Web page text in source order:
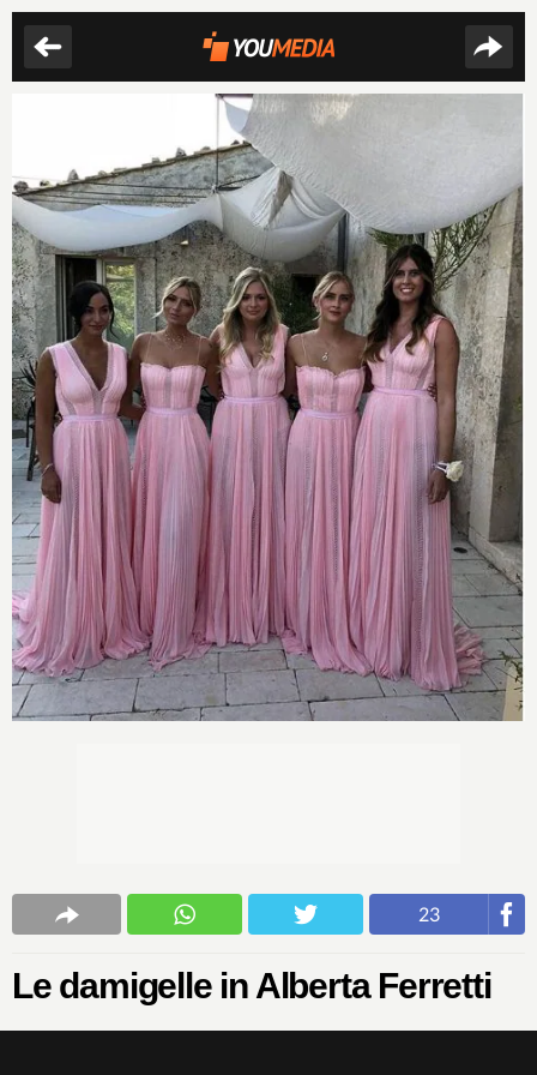
23
Le damigelle in Alberta Ferretti